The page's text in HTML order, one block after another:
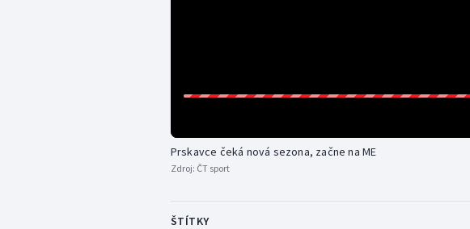
Prskavce čeká nová sezona, začne na ME
Zdroj: ČT sport
ŠTÍTKY